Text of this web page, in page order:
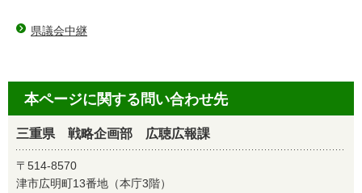
県議会中継
本ページに関する問い合わせ先
三重県 戦略企画部 広聴広報課
〒514-8570
津市広明町13番地（本庁3階）